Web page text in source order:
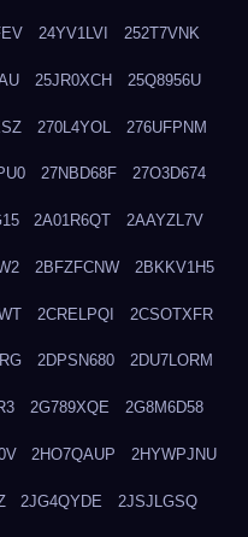
24YV1LVI 252T7VNK
25JR0XCH 25Q8956U
270L4YOL 276UFPNM
27NBD68F 27O3D674
2A01R6QT 2AAYZL7V
2BFZFCNW 2BKKV1H5
2CRELPQI 2CSOTXFR
2DPSN680 2DU7LORM
2G789XQE 2G8M6D58
2HO7QAUP 2HYWPJNU
2JG4QYDE 2JSJLGSQ